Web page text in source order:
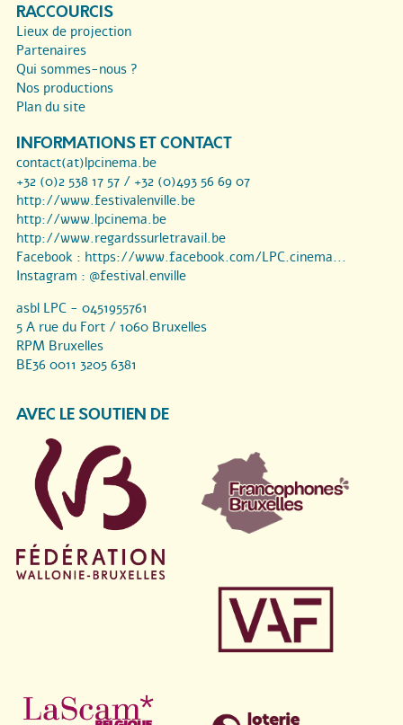
RACCOURCIS
Lieux de projection
Partenaires
Qui sommes-nous ?
Nos productions
Plan du site
INFORMATIONS ET CONTACT
contact(at)lpcinema.be
+32 (0)2 538 17 57 / +32 (0)493 56 69 07
http://www.festivalenville.be
http://www.lpcinema.be
http://www.regardssurletravail.be
Facebook : https://www.facebook.com/LPC.cinema...
Instagram : @festival.enville
asbl LPC - 0451955761
5 A rue du Fort / 1060 Bruxelles
RPM Bruxelles
BE36 0011 3205 6381
AVEC LE SOUTIEN DE